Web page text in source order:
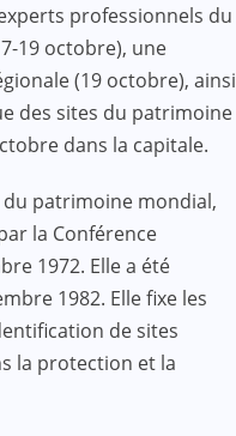
professionnels du
19 octobre), une
(19 octobre), ainsi
des sites du patrimoine
dans la capitale.
patrimoine mondial,
la Conférence
1972. Elle a été
1982. Elle fixe les
de sites
la protection et la